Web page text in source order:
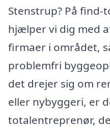
Stenstrup? På
hjælper vi dig med
firmaer i området,
problemfri
det drejer sig om
eller nybyggeri, er
totalentreprenør,